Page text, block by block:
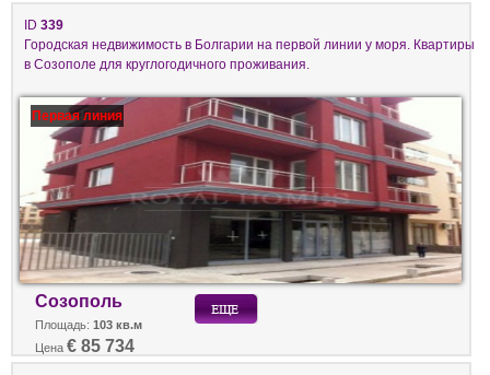
ID 339
Городская недвижимость в Болгарии на первой линии у моря. Квартиры
в Созополе для круглогодичного проживания.
Первая линия
Созополь
Площадь: 103 кв.м
Цена € 85 734